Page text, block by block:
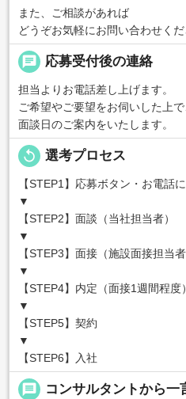
また、ご相談があれば
どうぞお気軽にお問い合わせくだ
chat 応募受付後の連絡
担当よりお電話差し上げます。
ご希望やご要望をお伺いした上で
面談日のご案内をいたします。
replay 選考プロセス
【STEP1】応募ボタン・お電話
▼
【STEP2】面談（当社担当者）
▼
【STEP3】面接（施設面接担当者
▼
【STEP4】内定（面接1週間程度）
▼
【STEP5】契約
▼
【STEP6】入社
message コンサルタントから一